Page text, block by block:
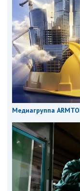
Медиагруппа